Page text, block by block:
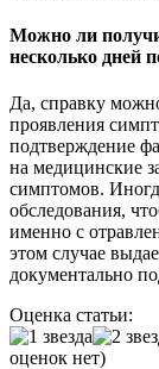
Можно ли
несколько дней
Да, справку
проявления
подтверждение
на медицинские
симптомов.
обследования,
именно с
этом случае
документально
Оценка статьи:
оценок нет)